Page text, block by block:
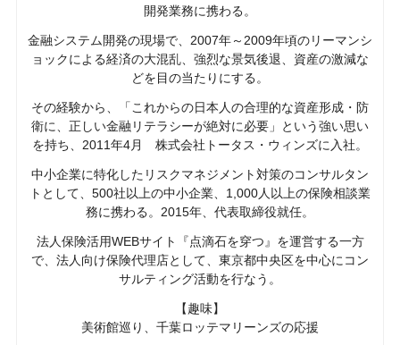
開発業務に携わる。
金融システム開発の現場で、2007年～2009年頃のリーマンシ
ョックによる経済の大混乱、強烈な景気後退、資産の激減な
どを目の当たりにする。
その経験から、「これからの日本人の合理的な資産形成・防
衛に、正しい金融リテラシーが絶対に必要」という強い思い
を持ち、2011年4月 株式会社トータス・ウィンズに入社。
中小企業に特化したリスクマネジメント対策のコンサルタン
トとして、500社以上の中小企業、1,000人以上の保険相談業
務に携わる。2015年、代表取締役就任。
法人保険活用WEBサイト『点滴石を穿つ』を運営する一方
で、法人向け保険代理店として、東京都中央区を中心にコン
サルティング活動を行なう。
【趣味】
美術館巡り、千葉ロッテマリーンズの応援